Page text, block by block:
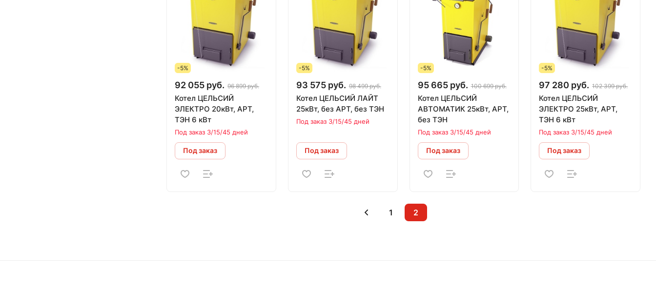
-5%
92 055 руб. 96 899 руб.
Котел ЦЕЛЬСИЙ
ЭЛЕКТРО 20кВт, АРТ,
ТЭН 6 кВт
Под заказ 3/15/45 дней
Под заказ
-5%
93 575 руб. 98 499 руб.
Котел ЦЕЛЬСИЙ ЛАЙТ
25кВт, без АРТ, без ТЭН
Под заказ 3/15/45 дней
Под заказ
-5%
95 665 руб. 100 699 руб.
Котел ЦЕЛЬСИЙ
АВТОМАТИК 25кВт, АРТ,
без ТЭН
Под заказ 3/15/45 дней
Под заказ
-5%
97 280 руб. 102 399 руб.
Котел ЦЕЛЬСИЙ
ЭЛЕКТРО 25кВт, АРТ,
ТЭН 6 кВт
Под заказ 3/15/45 дней
Под заказ
1 2